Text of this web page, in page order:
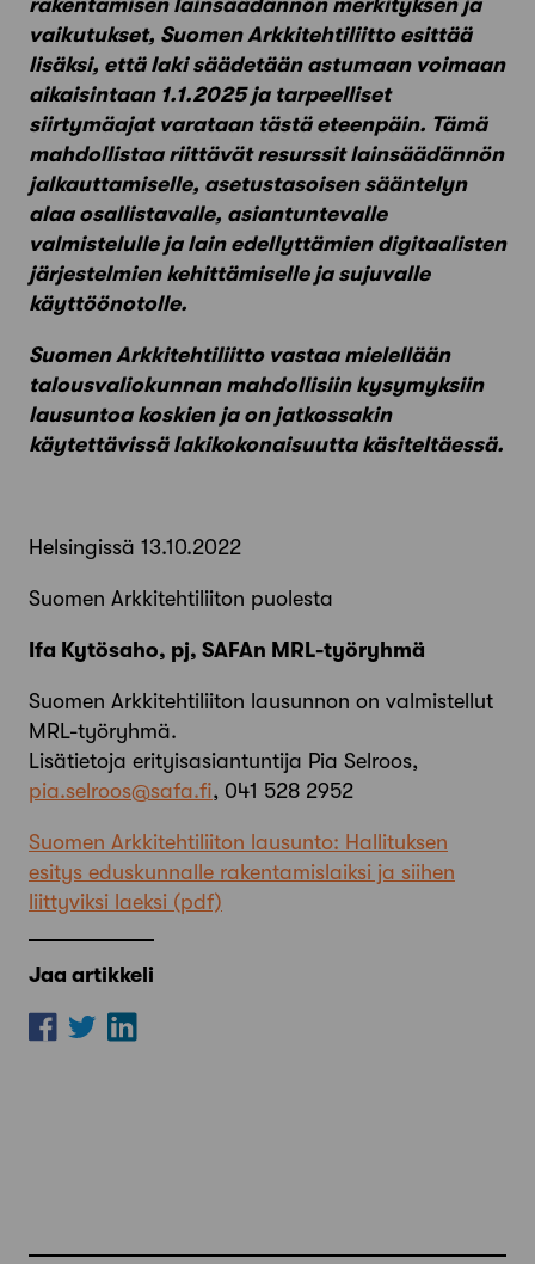
vaikutukset, Suomen Arkkitehtiliitto esittää
lisäksi, että laki säädetään astumaan voimaan
aikaisintaan 1.1.2025 ja tarpeelliset
siirtymäajat varataan tästä eteenpäin. Tämä
mahdollistaa riittävät resurssit lainsäädännön
jalkauttamiselle, asetustasoisen sääntelyn
alaa osallistavalle, asiantuntevalle
valmistelulle ja lain edellyttämien digitaalisten
järjestelmien kehittämiselle ja sujuvalle
käyttöönotolle.
Suomen Arkkitehtiliitto vastaa mielellään
talousvaliokunnan mahdollisiin kysymyksiin
lausuntoa koskien ja on jatkossakin
käytettävissä lakikokonaisuutta käsiteltäessä.
Helsingissä 13.10.2022
Suomen Arkkitehtiliiton puolesta
Ifa Kytösaho, pj, SAFAn MRL-työryhmä
Suomen Arkkitehtiliiton lausunnon on valmistellut
MRL-työryhmä.
Lisätietoja erityisasiantuntija Pia Selroos,
pia.selroos@safa.fi, 041 528 2952
Suomen Arkkitehtiliiton lausunto: Hallituksen
esitys eduskunnalle rakentamislaiksi ja siihen
liittyviksi laeksi
Jaa artikkeli